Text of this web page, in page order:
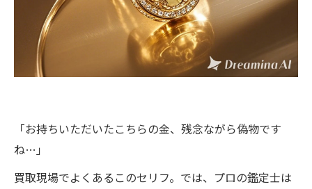
「お持ちいただいたこちらの金、残念ながら偽物です
ね…」
買取現場でよくあるこのセリフ。では、プロの鑑定士は